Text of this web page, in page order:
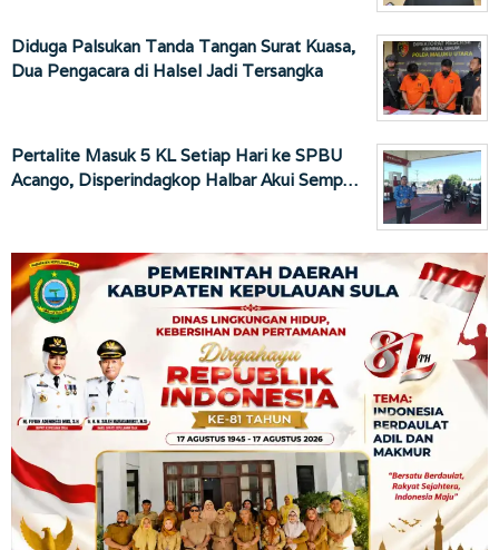
Diduga Palsukan Tanda Tangan Surat Kuasa,
Dua Pengacara di Halsel Jadi Tersangka
Pertalite Masuk 5 KL Setiap Hari ke SPBU
Acango, Disperindagkop Halbar Akui Semp…